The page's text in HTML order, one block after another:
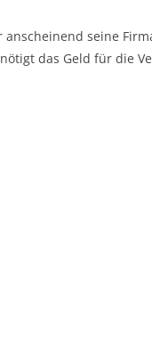
anscheinend seine
das Geld für die